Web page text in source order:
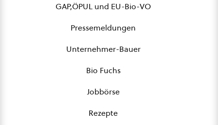
GAP,ÖPUL und EU-Bio-VO
Pressemeldungen
Unternehmer-Bauer
Bio Fuchs
Jobbörse
Rezepte